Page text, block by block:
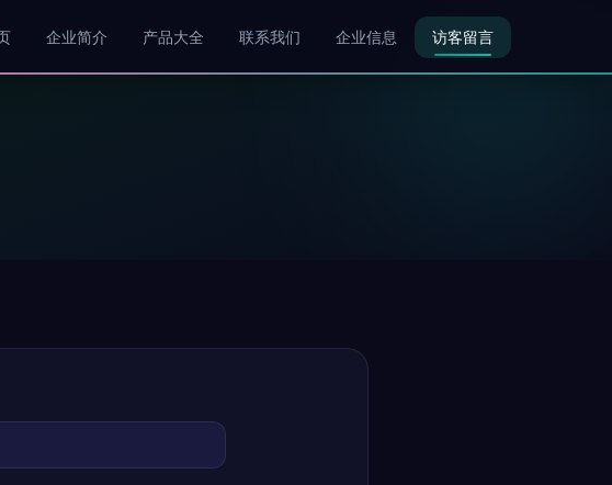
企业简介 产品大全 联系我们 企业信息 访客留言